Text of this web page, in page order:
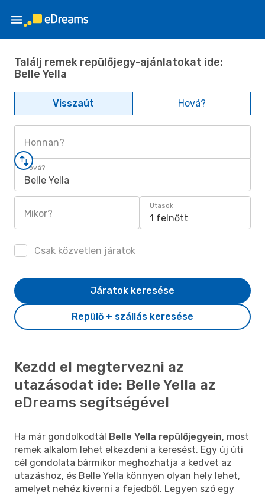
Találj remek repülőjegy-ajánlatokat ide:
Belle Yella
Visszaút Hová?
Honnan?
Hová?
Belle Yella
Mikor?
Utasok
1 felnőtt
Csak közvetlen járatok
Repülő + szállás keresése
Járatok keresése
Kezdd el megtervezni az
utazásodat ide: Belle Yella az
eDreams segítségével
Ha már gondolkodtál Belle Yella repülőjegyein, most
remek alkalom lehet elkezdeni a keresést. Egy új úti
cél gondolata bármikor meghozhatja a kedvet az
utazáshoz, és Belle Yella könnyen olyan hely lehet,
amelyet nehéz kiverni a fejedből. Legyen szó egy